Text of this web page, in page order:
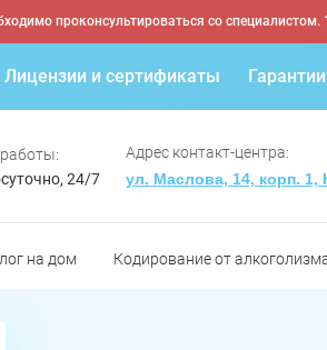
проконсультироваться со специалистом.
Лицензии и сертификаты Гарантии
24/7
Адрес контакт-центра:
ул. Маслова, 14, корп. 1,
на дом Кодирование от